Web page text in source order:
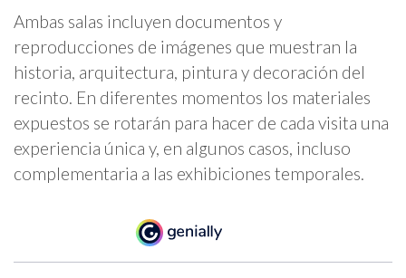
Ambas salas incluyen documentos y
reproducciones de imágenes que muestran la
historia, arquitectura, pintura y decoración del
recinto. En diferentes momentos los materiales
expuestos se rotarán para hacer de cada visita una
experiencia única y, en algunos casos, incluso
complementaria a las exhibiciones temporales.